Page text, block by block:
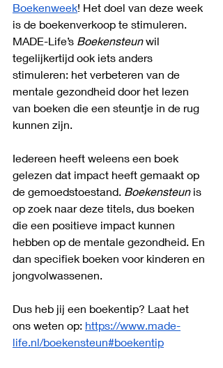
Boekenweek! Het doel van deze week
is de boekenverkoop te stimuleren.
MADE-Life’s Boekensteun wil
tegelijkertijd ook iets anders
stimuleren: het verbeteren van de
mentale gezondheid door het lezen
van boeken die een steuntje in de rug
kunnen zijn.
Iedereen heeft weleens een boek
gelezen dat impact heeft gemaakt op
de gemoedstoestand. Boekensteun is
op zoek naar deze titels, dus boeken
die een positieve impact kunnen
hebben op de mentale gezondheid. En
dan specifiek boeken voor kinderen en
jongvolwassenen.
Dus heb jij een boekentip? Laat het
ons weten op: https://www.made-
life.nl/boekensteun#boekentip